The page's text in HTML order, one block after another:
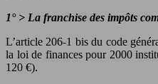
1° > La franchise des impôts
L’article 206-1 bis du code
la loi de finances pour 2000
120 €).